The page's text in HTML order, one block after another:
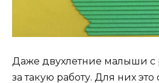
Даже двухлетние малыши с
за такую работу. Для них это